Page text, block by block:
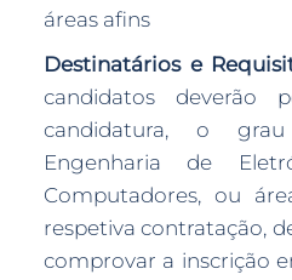
áreas afins
Destinatários e
candidatos deverão
candidatura, o
Engenharia de
Computadores, ou
respetiva contratação,
comprovar a inscrição